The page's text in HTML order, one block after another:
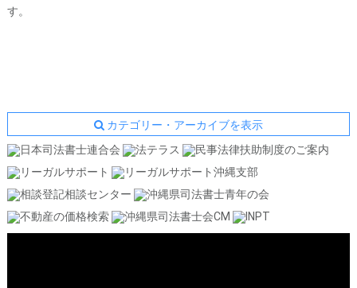
す。
カテゴリー・アーカイブを表示